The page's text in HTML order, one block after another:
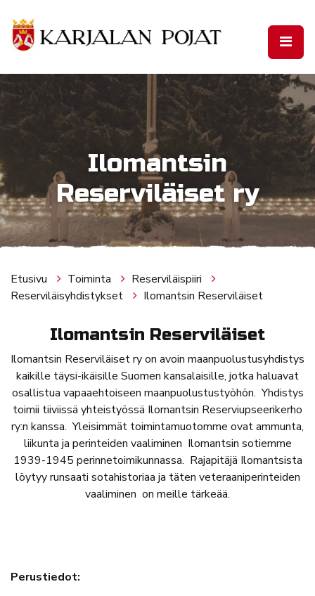
Ilomantsin
Reserviläiset ry
Etusivu Toiminta
Reserviläispiiri
Reserviläisyhdistykset
Ilomantsin Reserviläiset
Ilomantsin Reserviläiset
Ilomantsin Reserviläiset ry on avoin maanpuolustusyhdistys
kaikille täysi-ikäisille Suomen kansalaisille, jotka haluavat
osallistua vapaaehtoiseen maanpuolustustyöhön. Yhdistys
toimii tiiviissä yhteistyössä Ilomantsin Reserviupseerikerho
ry:n kanssa. Yleisimmät toimintamuotomme ovat ammunta,
liikunta ja perinteiden vaaliminen Ilomantsin sotiemme
1939-1945 perinnetoimikunnassa. Rajapitäjä Ilomantsista
löytyy runsaati sotahistoriaa ja täten veteraaniperinteiden
vaaliminen on meille tärkeää.
Perustiedot: